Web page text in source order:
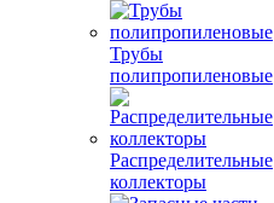
Трубы
полипропиленовые
Распределительные
коллекторы